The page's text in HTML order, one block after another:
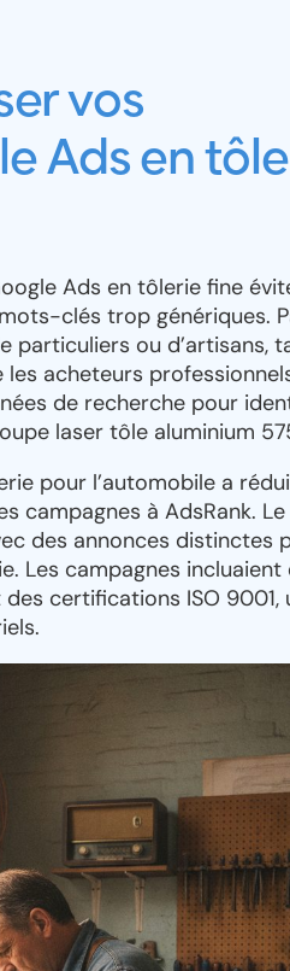
vos
Ads en
Ads en tôlerie fine
clés trop génériques.
particuliers ou d’artisans,
acheteurs
de recherche pour
laser tôle aluminium
pour l’automobile a
campagnes à AdsRank.
des annonces distinctes
Les campagnes incluaient
certifications ISO 9001,